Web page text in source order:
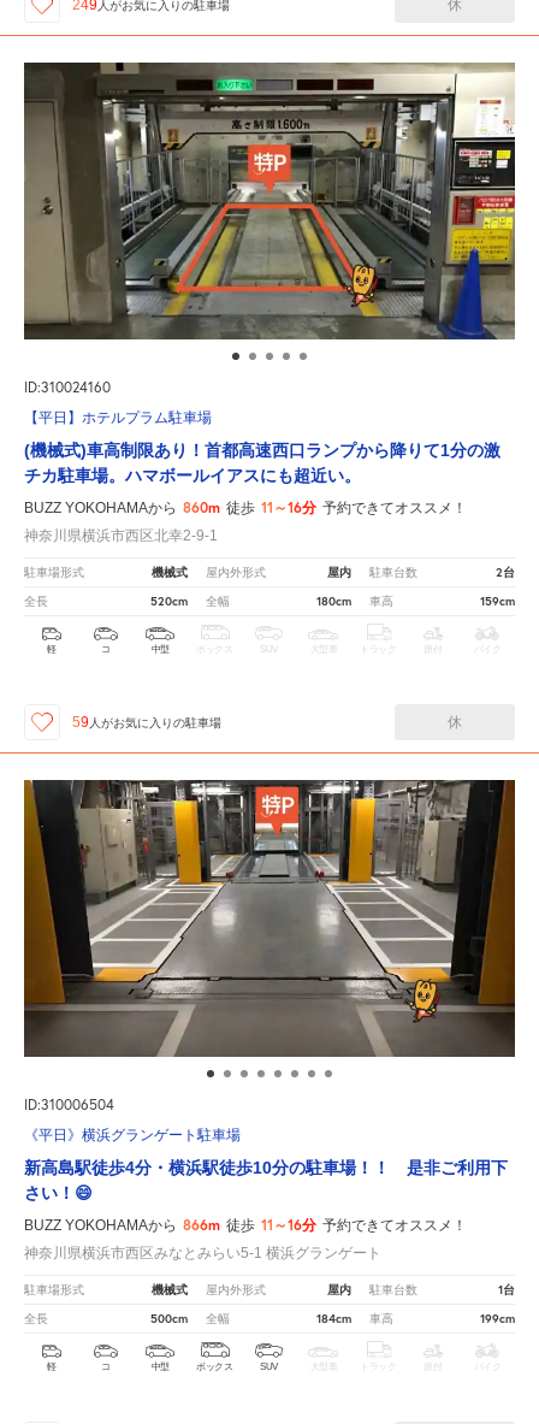
249 人がお気に入りの駐車場 休
ID:310024160
【平日】ホテルプラム駐車場
(機械式)車高制限あり！首都高速西口ランプから降りて1分の激
チカ駐車場。ハマボールイアスにも超近い。
BUZZ YOKOHAMAから 860m 徒歩 11～16分 予約できてオススメ！
神奈川県横浜市西区北幸2-9-1
駐車場形式 機械式 屋内外形式 屋内 駐車台数 2台
全長 520cm 全幅 180cm 車高 159cm
軽 コ 中型 ボックス SUV 大型車 トラック 原付 バイク
59 人がお気に入りの駐車場 休
ID:310006504
《平日》横浜グランゲート駐車場
新高島駅徒歩4分・横浜駅徒歩10分の駐車場！！ 是非ご利用下
さい！😄
BUZZ YOKOHAMAから 866m 徒歩 11～16分 予約できてオススメ！
神奈川県横浜市西区みなとみらい5-1 横浜グランゲート
駐車場形式 機械式 屋内外形式 屋内 駐車台数 1台
全長 500cm 全幅 184cm 車高 199cm
軽 コ 中型 ボックス SUV 大型車 トラック 原付 バイク